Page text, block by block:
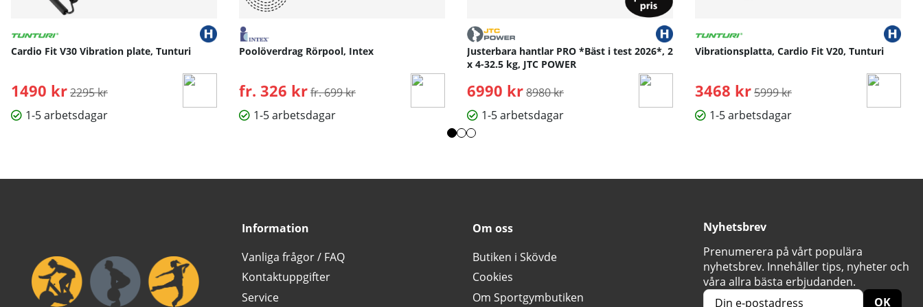
Cardio Fit V30 Vibration plate, Tunturi
1490 kr Ordinarie pris:
2295 kr
1-5 arbetsdagar
Poolöverdrag Rörpool, Intex
fr. 326 krOrdinarie pris:
fr. 699 kr
1-5 arbetsdagar
Justerbara hantlar PRO *Bäst i test 2026*, 2
x 4-32.5 kg, JTC POWER
6990 kr Ordinarie pris:
8980 kr
1-5 arbetsdagar
Vibrationsplatta, Cardio Fit V20, Tunturi
3468 kr Ordinarie pris:
5999 kr
1-5 arbetsdagar
Information
Vanliga frågor / FAQ
Kontaktuppgifter
Service
Om oss
Butiken i Skövde
Cookies
Om Sportgymbutiken
Nyhetsbrev
Prenumerera på vårt populära
nyhetsbrev. Innehåller tips, nyheter och
våra allra bästa erbjudanden.
OK